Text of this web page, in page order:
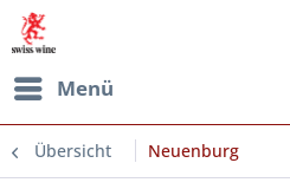
Menü
Übersicht Neuenburg